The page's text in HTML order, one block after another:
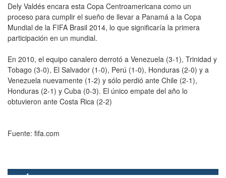
Dely Valdés encara esta Copa Centroamericana como un
proceso para cumplir el sueño de llevar a Panamá a la Copa
Mundial de la FIFA Brasil 2014, lo que significaría la primera
participación en un mundial.
En 2010, el equipo canalero derrotó a Venezuela (3-1), Trinidad y
Tobago (3-0), El Salvador (1-0), Perú (1-0), Honduras (2-0) y a
Venezuela nuevamente (1-2) y sólo perdió ante Chile (2-1),
Honduras (2-1) y Cuba (0-3). El único empate del año lo
obtuvieron ante Costa Rica (2-2)
Fuente: fifa.com